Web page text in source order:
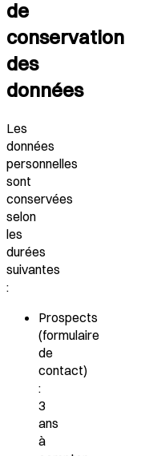
de
conservation
des
données
Les
données
personnelles
sont
conservées
selon
les
durées
suivantes
:
Prospects
(formulaire
de
contact)
:
3
ans
à